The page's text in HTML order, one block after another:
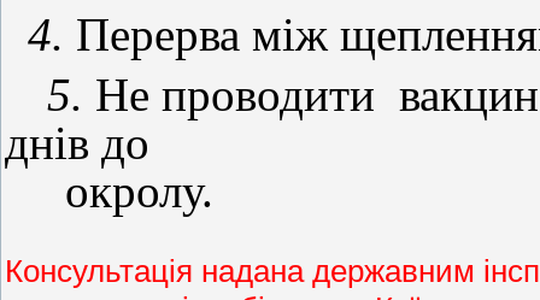
4. Перерва між
5. Не проводити
днів до
окролу.
Консультація надана державним